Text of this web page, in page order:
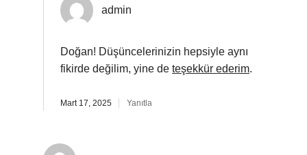
admin
Doğan! Düşüncelerinizin hepsiyle aynı
fikirde değilim, yine de teşekkür ederim.
Mart 17, 2025 Yanıtla